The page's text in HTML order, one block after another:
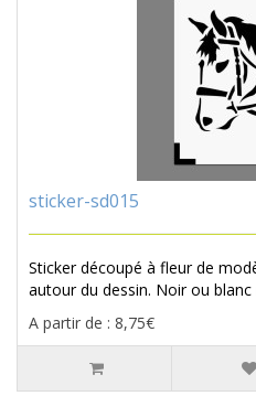
sticker-sd015
Sticker découpé à fleur de
autour du dessin. Noir ou
A partir de : 8,75€